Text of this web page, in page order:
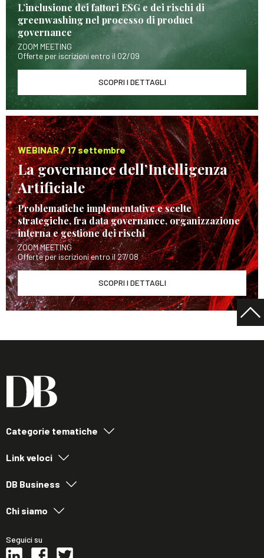
L’inclusione dei fattori ESG e dei rischi di
greenwashing nel processo di product
governance
ZOOM MEETING
Offerte per iscrizioni entro il 02/09
SCOPRI I DETTAGLI
WEBINAR / 17 settembre
La governance dell’Intelligenza
Artificiale
Problematiche implementative e scelte
strategiche, fra data governance, organizzazione
interna e gestione dei rischi
ZOOM MEETING
Offerte per iscrizioni entro il 27/08
SCOPRI I DETTAGLI
Categorie tematiche
Link veloci
DB Business
Chi siamo
Seguici su